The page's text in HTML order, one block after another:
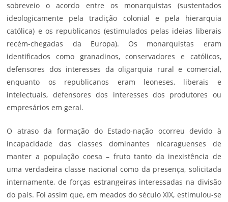
sobreveio o acordo entre os monarquistas (sustentados
ideologicamente pela tradição colonial e pela hierarquia
católica) e os republicanos (estimulados pelas ideias liberais
recém-chegadas da Europa). Os monarquistas eram
identificados como granadinos, conservadores e católicos,
defensores dos interesses da oligarquia rural e comercial,
enquanto os republicanos eram leoneses, liberais e
intelectuais, defensores dos interesses dos produtores ou
empresários em geral.
O atraso da formação do Estado-nação ocorreu devido à
incapacidade das classes dominantes nicaraguenses de
manter a população coesa – fruto tanto da inexistência de
uma verdadeira classe nacional como da presença, solicitada
internamente, de forças estrangeiras interessadas na divisão
do país. Foi assim que, em meados do século XIX, estimulou-se